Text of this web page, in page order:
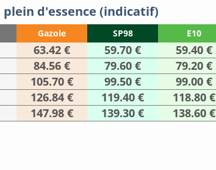
d'essence (indicatif)
Gazole SP98 E10
63.42 € 59.70 € 59.40 €
84.56 € 79.60 € 79.20 €
105.70 € 99.50 € 99.00 €
126.84 € 119.40 € 118.80 €
147.98 € 139.30 € 138.60 €